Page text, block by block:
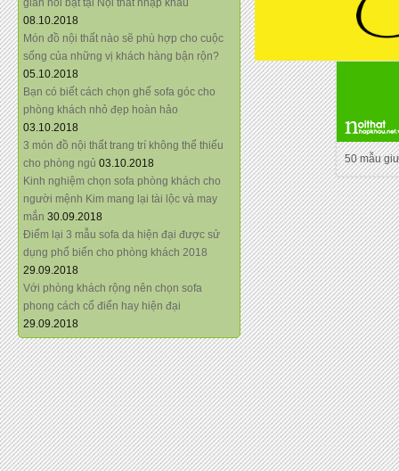
giãn nổi bật tại Nội thất nhập khẩu
08.10.2018
Món đồ nội thất nào sẽ phù hợp cho cuộc
sống của những vị khách hàng bận rộn?
05.10.2018
Bạn có biết cách chọn ghế sofa góc cho
phòng khách nhỏ đẹp hoàn hảo
03.10.2018
3 món đồ nội thất trang trí không thể thiếu
cho phòng ngủ 03.10.2018
Kinh nghiệm chọn sofa phòng khách cho
người mệnh Kim mang lại tài lộc và may
mắn 30.09.2018
Điểm lại 3 mẫu sofa da hiện đại được sử
dụng phổ biến cho phòng khách 2018
29.09.2018
Với phòng khách rộng nên chọn sofa
phong cách cổ điển hay hiện đại
29.09.2018
50 mẫu